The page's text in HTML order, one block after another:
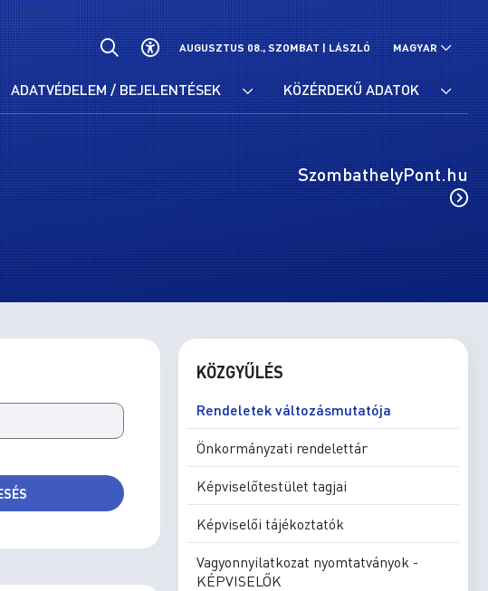
AUGUSZTUS 08., SZOMBAT |LÁSZLÓ MAGYAR
ADATVÉDELEM / BEJELENTÉSEK KÖZÉRDEKŰ ADATOK
SzombathelyPont.hu
KÖZGYŰLÉS
Rendeletek változásmutatója
Önkormányzati rendelettár
Képviselőtestület tagjai
Képviselői tájékoztatók
Vagyonnyilatkozat nyomtatványok -
KÉPVISELŐK